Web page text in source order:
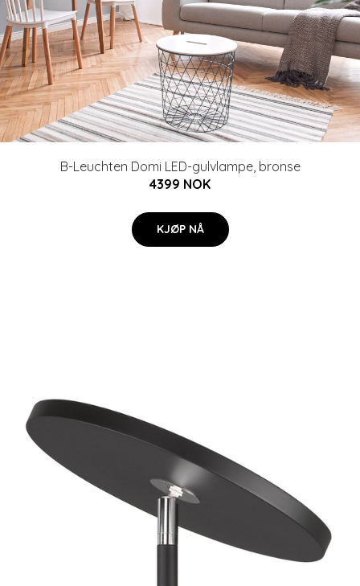
B-Leuchten Domi LED-gulvlampe, bronse
4399 NOK
KJØP NÅ